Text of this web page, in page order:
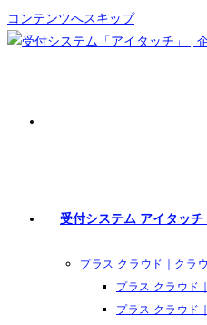
コンテンツへスキップ
受付システム アイタッチ
プラス クラウド｜クラ
プラス クラウド
プラス クラウド